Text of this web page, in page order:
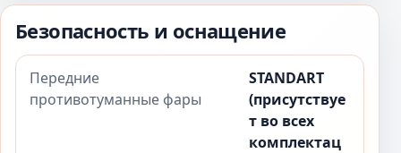
Безопасность и оснащение
Передние
противотуманные фары
STANDART
(присутствуе
т во всех
комплектац